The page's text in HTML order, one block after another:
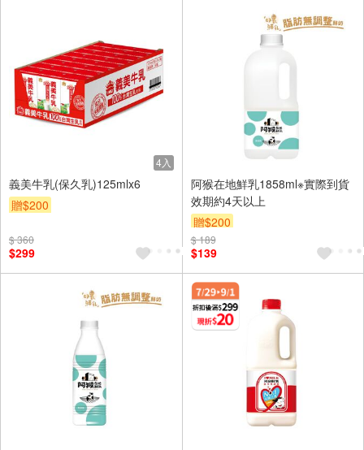
4入
義美牛乳(保久乳)125mlx6
贈$200
$ 360
$299
阿猴在地鮮乳1858ml※實際到貨
效期約4天以上
贈$200
$ 189
$139